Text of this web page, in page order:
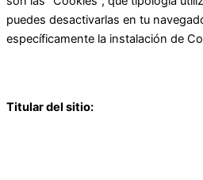
puedes desactivarlas en tu
específicamente la instalación de
Titular del sitio: